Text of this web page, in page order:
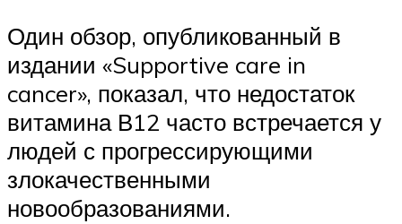
Один обзор, опубликованный в
издании «Supportive care in
cancer», показал, что недостаток
витамина В12 часто встречается у
людей с прогрессирующими
злокачественными
новообразованиями.